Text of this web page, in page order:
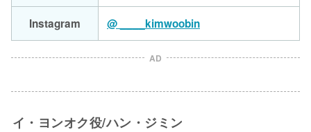
Instagram @ ____kimwoobin
AD
イ・ヨンオク役/ハン・ジミン